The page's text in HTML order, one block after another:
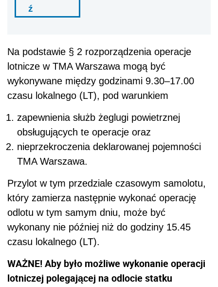
ź
Na podstawie § 2 rozporządzenia operacje
lotnicze w TMA Warszawa mogą być
wykonywane między godzinami 9.30–17.00
czasu lokalnego (LT), pod warunkiem
zapewnienia służb żeglugi powietrznej
obsługujących te operacje oraz
nieprzekroczenia deklarowanej pojemności
TMA Warszawa.
Przylot w tym przedziale czasowym samolotu,
który zamierza następnie wykonać operację
odlotu w tym samym dniu, może być
wykonany nie później niż do godziny 15.45
czasu lokalnego (LT).
WAŻNE! Aby było możliwe wykonanie operacji
lotniczej polegającej na odlocie statku